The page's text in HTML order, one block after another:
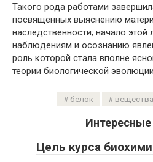
Такого рода работами
посвященных выяснению
наследственности; начало
наблюдениям и осознанию
роль которой стала вполне
теории биологической
белок вещества
Интересные
Цель курса